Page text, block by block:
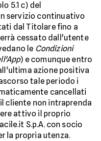
5.1 c) del
servizio continuativo
dal Titolare fino a
cessato dall'utente
le Condizioni
) e comunque entro
azione positiva
tale periodo i
cancellati
cliente non intraprenda
attivo il proprio
S.p.A. con socio
la propria utenza.